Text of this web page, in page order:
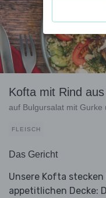
Kofta mit Rind
auf Bulgursalat mit Gurke
FLEISCH
Das Gericht
Unsere Kofta
appetitlichen Decke: